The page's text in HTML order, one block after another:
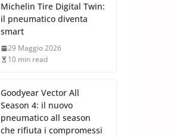
Michelin Tire Digital Twin:
il pneumatico diventa
smart
29 Maggio 2026
10 min read
Goodyear Vector All
Season 4: il nuovo
pneumatico all season
che rifiuta i compromessi